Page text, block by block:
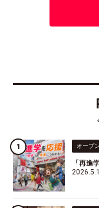
オープ
「再進